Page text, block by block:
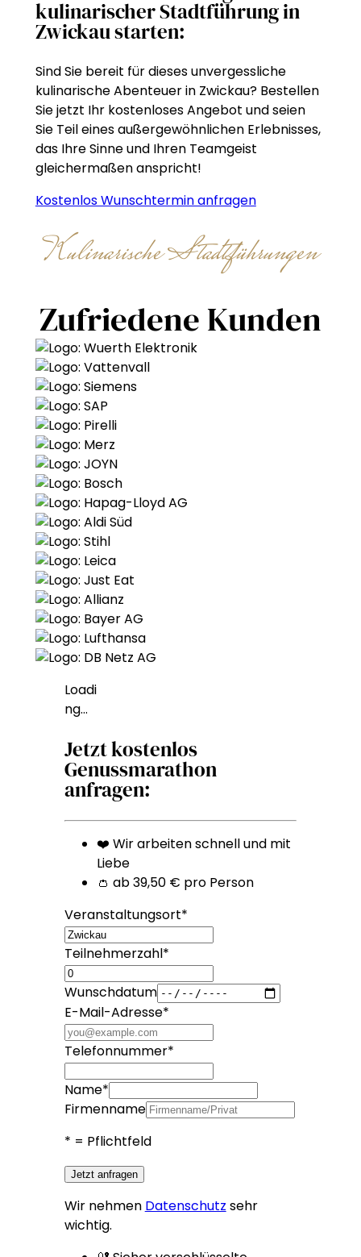
kulinarischer Stadtführung in
Zwickau starten:
Sind Sie bereit für dieses unvergessliche
kulinarische Abenteuer in Zwickau? Bestellen
Sie jetzt Ihr kostenloses Angebot und seien
Sie Teil eines außergewöhnlichen Erlebnisses,
das Ihre Sinne und Ihren Teamgeist
gleichermaßen anspricht!
Kostenlos Wunschtermin anfragen
Kulinarische Stadtführungen
Zufriedene Kunden
Loadi
ng…
Jetzt kostenlos
Genussmarathon
anfragen:
❤️ Wir arbeiten schnell und mit
Liebe
👛 ab 39,50 € pro Person
Veranstaltungsort*
Teilnehmerzahl*
Wunschdatum
E-Mail-Adresse*
Telefonnummer*
Name*
Firmenname
* = Pflichtfeld
Jetzt anfragen
Wir nehmen Datenschutz sehr
wichtig.